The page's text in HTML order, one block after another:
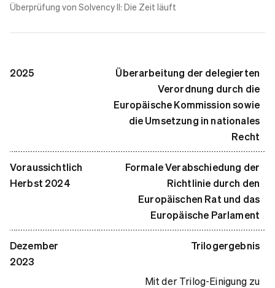
Überprüfung von Solvency II: Die Zeit läuft
2025
Überarbeitung der delegierten
Verordnung durch die
Europäische Kommission sowie
die Umsetzung in nationales
Recht
Voraussichtlich
Herbst 2024
Formale Verabschiedung der
Richtlinie durch den
Europäischen Rat und das
Europäische Parlament
Dezember
2023
Trilogergebnis
Mit der Trilog-Einigung zu